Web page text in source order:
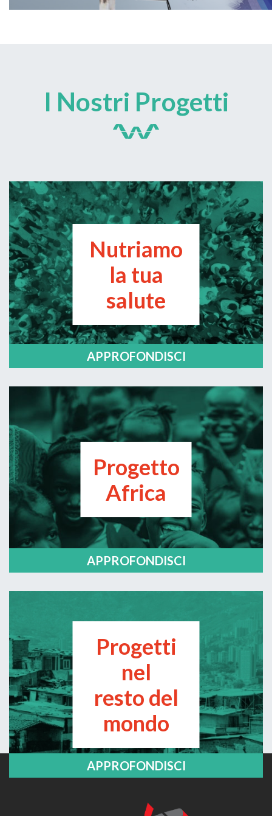
I Nostri Progetti
Nutriamo
la tua
salute
APPROFONDISCI
Progetto
Africa
APPROFONDISCI
Progetti
nel
resto del
mondo
APPROFONDISCI